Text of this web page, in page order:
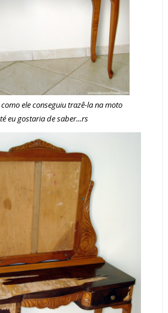
ele conseguiu trazê-la na moto
eu gostaria de saber...rs